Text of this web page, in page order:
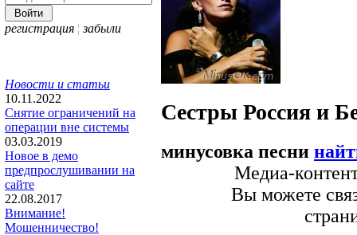
регистрация ¦ забыли
Новости и статьи
10.11.2022
Снятие ограничений на
операции вне системы
03.03.2019
Новое в демо
предпрослушивании на
сайте
22.08.2017
Внимание!
Мошенничество!
Сестры Россия и
минусовка песни
Медиа-
Вы можете